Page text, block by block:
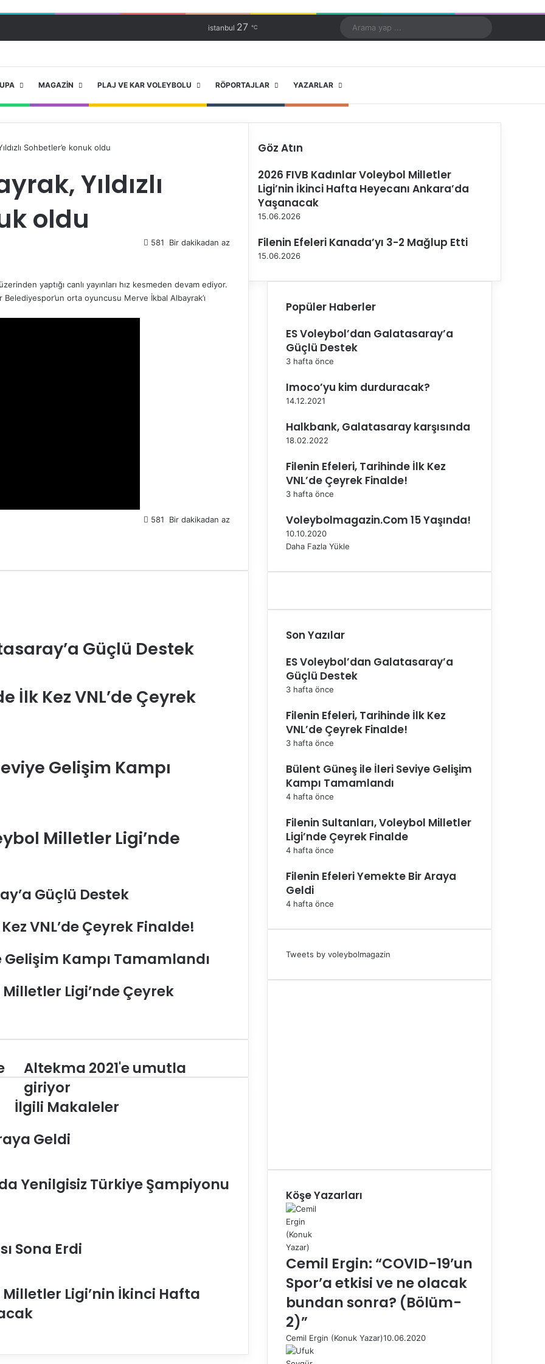
istanbul 27 ℃ Rastgele Makale
Kenar Bölmesi
Dış görünümü değiştir
...
MAGAZIN PLAJ VE KAR VOLEYBOLU RÖPORTAJLAR YAZARLAR
Sohbetler’e konuk oldu
Yıldızlı
oldu
581 Bir dakikadan az
yaptığı canlı yayınları hız kesmeden devam ediyor.
Belediyespor’un orta oyuncusu Merve İkbal Albayrak’ı
581
Bir dakikadan az
Güçlü Destek
İlk Kez VNL’de Çeyrek
Gelişim Kampı
Milletler Ligi’nde
Güçlü Destek
VNL’de Çeyrek Finalde!
Gelişim Kampı Tamamlandı
Ligi’nde Çeyrek
A
l
t
e
k
a
2
1
u
g
Altekma 2021'e umutla
giriyor
İlgili Makaleler
Geldi
Yenilgisiz Türkiye Şampiyonu
Sona Erdi
Ligi’nin İkinci Hafta
Göz Atın
a
p
a
l
2026 FIVB Kadınlar Voleybol Milletler
Ligi’nin İkinci Hafta Heyecanı Ankara’da
Yaşanacak
15.06.2026
Filenin Efeleri Kanada’yı 3-2 Mağlup Etti
15.06.2026
Popüler Haberler
ES Voleybol’dan Galatasaray’a
Güçlü Destek
3 hafta önce
Imoco’yu kim durduracak?
14.12.2021
Halkbank, Galatasaray karşısında
18.02.2022
Filenin Efeleri, Tarihinde İlk Kez
VNL’de Çeyrek Finalde!
3 hafta önce
Voleybolmagazin.Com 15 Yaşında!
10.10.2020
Daha Fazla Yükle
Son Yazılar
ES Voleybol’dan Galatasaray’a
Güçlü Destek
3 hafta önce
Filenin Efeleri, Tarihinde İlk Kez
VNL’de Çeyrek Finalde!
3 hafta önce
Bülent Güneş ile İleri Seviye Gelişim
Kampı Tamamlandı
4 hafta önce
Filenin Sultanları, Voleybol Milletler
Ligi’nde Çeyrek Finalde
4 hafta önce
Filenin Efeleri Yemekte Bir Araya
Geldi
4 hafta önce
Tweets by voleybolmagazin
Köşe Yazarları
Cemil Ergin: “COVID-19’un
Spor’a etkisi ve ne olacak
bundan sonra? (Bölüm-
2)”
Cemil Ergin (Konuk Yazar)10.06.2020